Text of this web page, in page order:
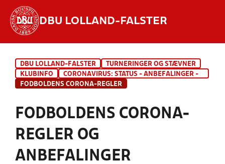
DBU LOLLAND-FALSTER
INDHOLD OG NYHEDER
DBU LOLLAND-FALSTER
TURNERINGER OG STÆVNER
KLUBINFO
CORONAVIRUS: STATUS - ANBEFALINGER -
FAQ
FODBOLDENS CORONA-REGLER
FODBOLDENS CORONA-
REGLER OG
ANBEFALINGER